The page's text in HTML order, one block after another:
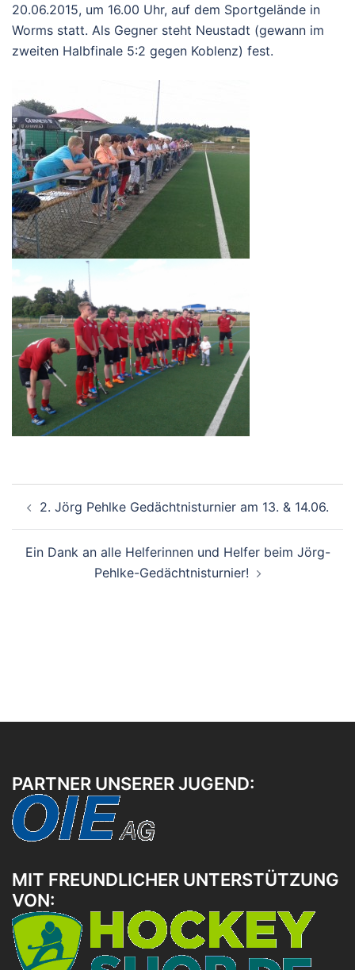
20.06.2015, um 16.00 Uhr, auf dem Sportgelände in
Worms statt. Als Gegner steht Neustadt (gewann im
zweiten Halbfinale 5:2 gegen Koblenz) fest.
2. Jörg Pehlke Gedächtnisturnier am 13. & 14.06.
Ein Dank an alle Helferinnen und Helfer beim Jörg-
Pehlke-Gedächtnisturnier!
PARTNER UNSERER JUGEND:
MIT FREUNDLICHER UNTERSTÜTZUNG
VON: